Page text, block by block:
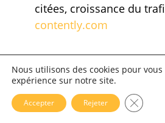
citées, croissance du
contently.com
Nous utilisons des cookies pour
expérience sur notre site.
Accepter Rejeter Fermer